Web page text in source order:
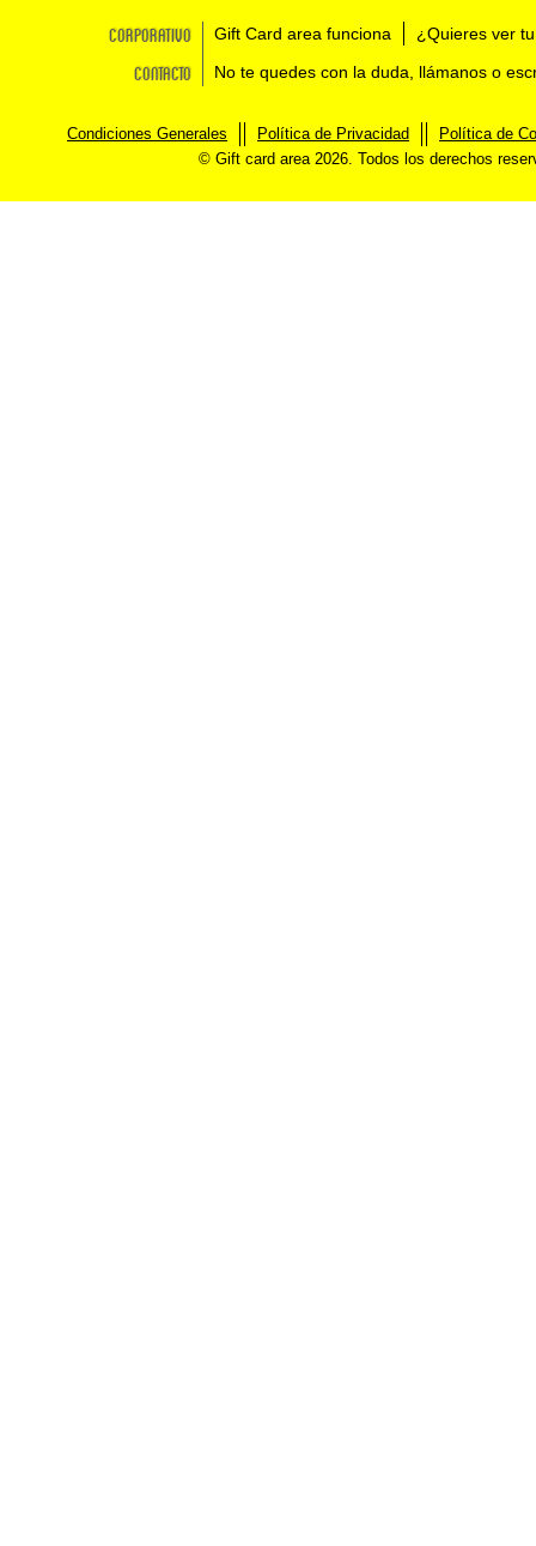
Corporativo Gift Card area funciona ¿Quieres ver
Contacto No te quedes con la duda, llámanos o
Condiciones Generales Política de Privacidad
Política de
© Gift card area 2026. Todos los derechos